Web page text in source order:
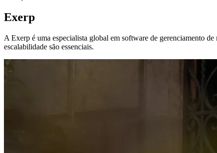
Exerp
A Exerp é uma especialista global em software de gerenciamento
escalabilidade são essenciais.